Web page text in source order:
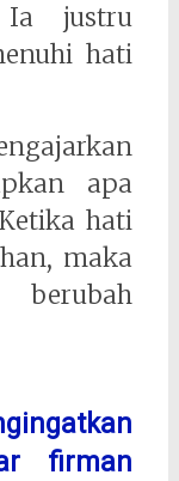
Ia justru
hati
apa
hati
maka
firman